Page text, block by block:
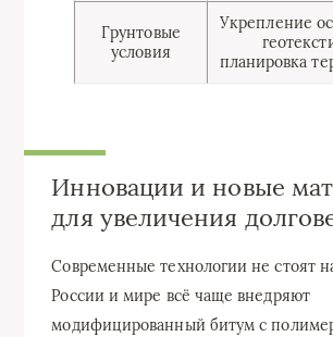
Грунтовые
условия
Укрепление
планировка
Инновации и новые
для увеличения
Современные технологии не стоят
России и мире всё чаще внедряют
модифицированный битум с